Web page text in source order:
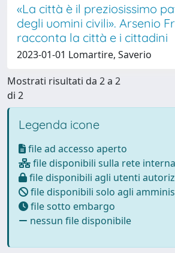
«La città è il preziosissimo
degli uomini civili». Arsenio
racconta la città e i cittadini
2023-01-01 Lomartire, Saverio
Mostrati risultati da 2 a 2
di 2
Legenda icone
file ad accesso aperto
file disponibili sulla rete interna
file disponibili agli utenti
file disponibili solo agli
file sotto embargo
nessun file disponibile